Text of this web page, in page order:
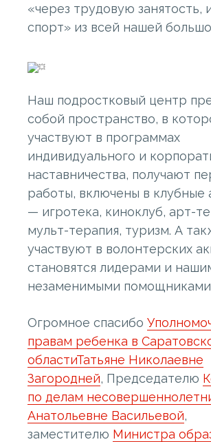
«через трудовую занятость,
спорт» из всей нашей
Наш подростковый центр
собой пространство, в
участвуют в программах
индивидуального и
наставничества, получают
работы, включены в клубные
— игротека, киноклуб, арт-
мульт-терапия, туризм. А
участвуют в волонтерских
становятся лидерами и
незаменимыми
Огромное спасибо
правам ребенка в
областиТатьяне Николаевне
Загородней, Председателю
по делам
Анатольевне Васильевой,
заместителю Министра